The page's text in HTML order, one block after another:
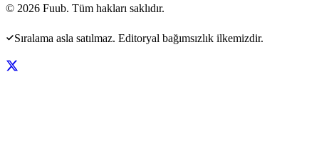
© 2026 Fuub. Tüm hakları saklıdır.
Sıralama asla satılmaz. Editoryal bağımsızlık ilkemizdir.